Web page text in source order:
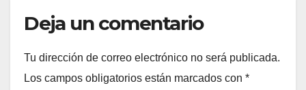
Deja un comentario
Tu dirección de correo electrónico no será publicada.
Los campos obligatorios están marcados con *